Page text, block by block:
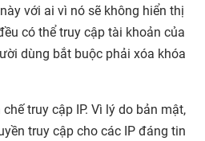
với ai vì nó sẽ không hiển thị
có thể truy cập tài khoản của
dùng bắt buộc phải xóa khóa
truy cập IP. Vì lý do bản mật,
truy cập cho các IP đáng tin